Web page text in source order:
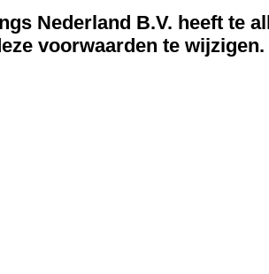
Nederland B.V. heeft te
voorwaarden te wijzigen.